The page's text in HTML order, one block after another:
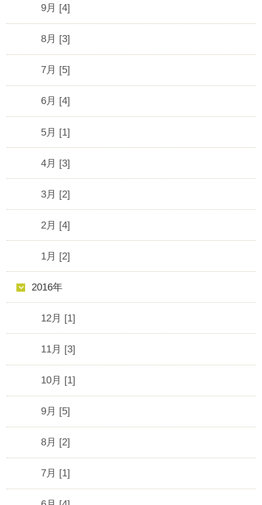
9月 [4]
8月 [3]
7月 [5]
6月 [4]
5月 [1]
4月 [3]
3月 [2]
2月 [4]
1月 [2]
2016年
12月 [1]
11月 [3]
10月 [1]
9月 [5]
8月 [2]
7月 [1]